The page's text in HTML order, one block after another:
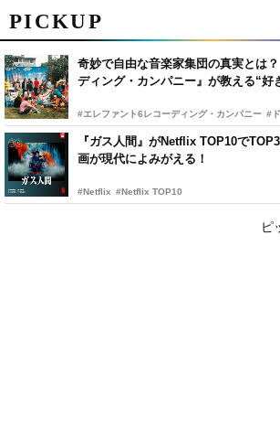
PICKUP
奇妙で自由な音楽家集団の真実とは
ディング・カンパニー』が教える“好
#エレファント6レコーディング・カンパニー #
『ガス人間』がNetflix TOP10で
画が現代によみがえる！
#Netflix #Netflix TOP10
ピ